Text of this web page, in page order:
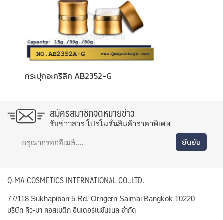
กระปุกอะคริลิค AB2352-G
สมัครสมาชิกจดหมายข่าว
รับข่าวสาร โปรโมชั่นสินค้าราคาพิเศษ
Q-MA COSMETICS INTERNATIONAL CO.,LTD.
77/118 Sukhapiban 5 Rd. Orngern Saimai Bangkok 10220
บริษัท คิว-มา คอสเมติก อินเตอร์เนชั่นแนล จำกัด